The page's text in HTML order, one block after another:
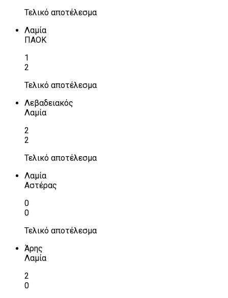
Τελικό αποτέλεσμα
Λαμία
ΠΑΟΚ
1
2
Τελικό αποτέλεσμα
Λεβαδειακός
Λαμία
2
2
Τελικό αποτέλεσμα
Λαμία
Αστέρας
0
0
Τελικό αποτέλεσμα
Άρης
Λαμία
2
0